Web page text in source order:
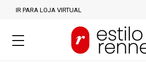
IR PARA LOJA VIRTUAL